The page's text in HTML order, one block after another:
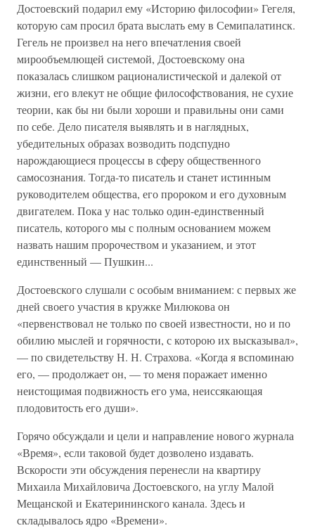
Достоевский подарил ему «Историю философии» Гегеля,
которую сам просил брата выслать ему в Семипалатинск.
Гегель не произвел на него впечатления своей
мирообъемлющей системой, Достоевскому она
показалась слишком рационалистической и далекой от
жизни, его влекут не общие философствования, не сухие
теории, как бы ни были хороши и правильны они сами
по себе. Дело писателя выявлять и в наглядных,
убедительных образах возводить подспудно
нарождающиеся процессы в сферу общественного
самосознания. Тогда-то писатель и станет истинным
руководителем общества, его пророком и его духовным
двигателем. Пока у нас только один-единственный
писатель, которого мы с полным основанием можем
назвать нашим пророчеством и указанием, и этот
единственный — Пушкин...
Достоевского слушали с особым вниманием: с первых же
дней своего участия в кружке Милюкова он
«первенствовал не только по своей известности, но и по
обилию мыслей и горячности, с которою их высказывал»,
— по свидетельству Н. Н. Страхова. «Когда я вспоминаю
его, — продолжает он, — то меня поражает именно
неистощимая подвижность его ума, неиссякающая
плодовитость его души».
Горячо обсуждали и цели и направление нового журнала
«Время», если таковой будет дозволено издавать.
Вскорости эти обсуждения перенесли на квартиру
Михаила Михайловича Достоевского, на углу Малой
Мещанской и Екатерининского канала. Здесь и
складывалось ядро «Времени».